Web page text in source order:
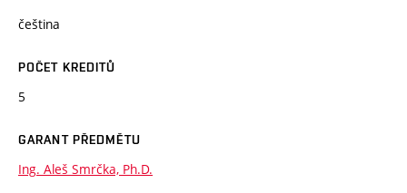
čeština
POČET KREDITŮ
5
GARANT PŘEDMĚTU
Ing. Aleš Smrčka, Ph.D.